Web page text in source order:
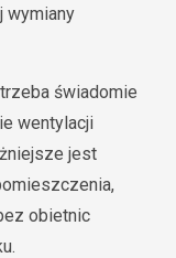
wymiany
świadomie
wentylacji
jest
obietnic